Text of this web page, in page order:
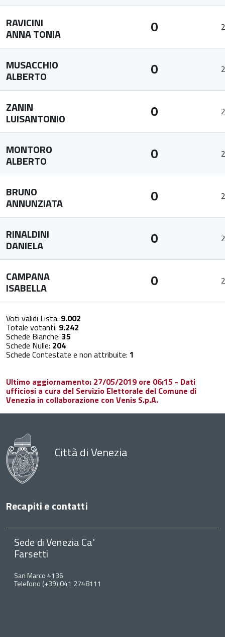
RAVICINI
ANNA TONIA 0
MUSACCHIO
ALBERTO 0
ZANIN
LUISANTONIO 0
MONTORO
ALBERTO 0
BRUNO
ANNUNZIATA 0
RINALDINI
DANIELA 0
CAMPANA
ISABELLA 0
Voti validi Lista: 9.002
Totale votanti: 9.242
Schede Bianche: 35
Schede Nulle: 204
Schede Contestate e non attribuite: 1
Ultimo aggiornamento: 27/05/2019 ore 06:15 - Dati
ufficiosi a cura del Servizio Elettorale del Comune di
Venezia in collaborazione con Venis S.p.A.
Città di Venezia
Recapiti e contatti
Sede di Venezia Ca'
Farsetti
San Marco 4136
Telefono (+39) 041 2748111